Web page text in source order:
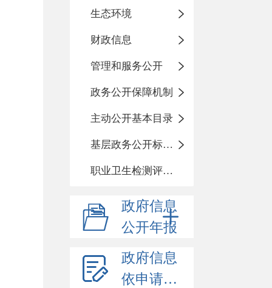
生态环境
财政信息
管理和服务公开
政务公开保障机制
主动公开基本目录
基层政务公开标准化目录
职业卫生检测评价信息
政府信息
公开年报
政府信息
依申请公开